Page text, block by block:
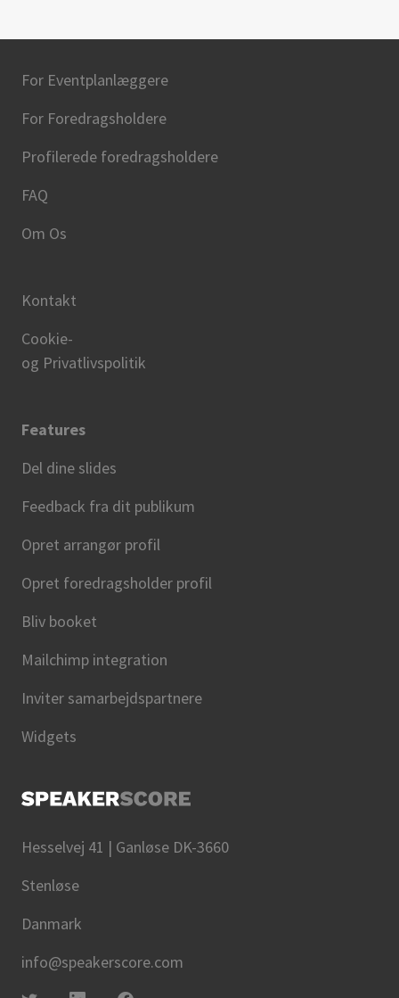
For Eventplanlæggere
For Foredragsholdere
Profilerede foredragsholdere
FAQ
Om Os
Kontakt
Cookie-
og Privatlivspolitik
Features
Del dine slides
Feedback fra dit publikum
Opret arrangør profil
Opret foredragsholder profil
Bliv booket
Mailchimp integration
Inviter samarbejdspartnere
Widgets
Hesselvej 41 | Ganløse DK-3660
Stenløse
Danmark
info@speakerscore.com